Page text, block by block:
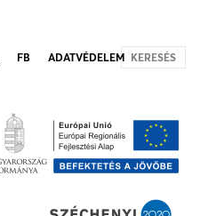
FB ADATVÉDELEM KERESÉS